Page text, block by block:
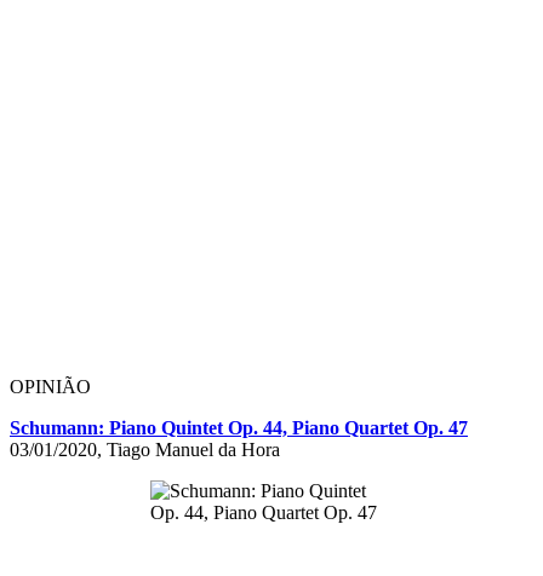
OPINIÃO
Schumann: Piano Quintet Op. 44, Piano Quartet Op. 47
03/01/2020, Tiago Manuel da Hora